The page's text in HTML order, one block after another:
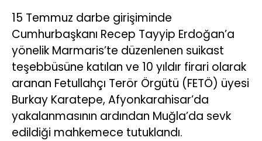
15 Temmuz darbe girişiminde
Cumhurbaşkanı Recep Tayyip Erdoğan’a
yönelik Marmaris’te düzenlenen suikast
teşebbüsüne katılan ve 10 yıldır firari olarak
aranan Fetullahçı Terör Örgütü (FETÖ) üyesi
Burkay Karatepe, Afyonkarahisar’da
yakalanmasının ardından Muğla’da sevk
edildiği mahkemece tutuklandı.